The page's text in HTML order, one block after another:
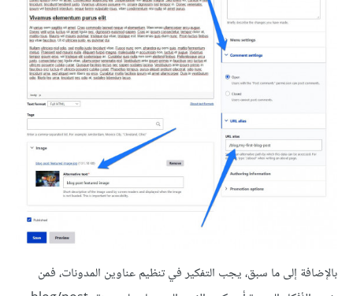
بالإضافة إلى ما سبق، يجب التفكير في تنظيم عناوين المدونات، فمن